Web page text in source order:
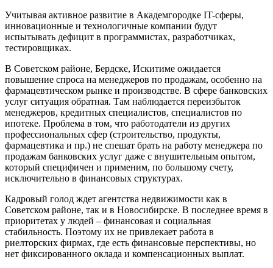
Учитывая активное развитие в Академгородке IT-сферы,
инновационные и технологичные компании будут
испытывать дефицит в программистах, разработчиках,
тестировщиках.
В Советском районе, Бердске, Искитиме ожидается
повышение спроса на менеджеров по продажам, особенно на
фармацевтическом рынке и производстве. В сфере банковских
услуг ситуация обратная. Там наблюдается переизбыток
менеджеров, кредитных специалистов, специалистов по
ипотеке. Проблема в том, что работодатели из других
профессиональных сфер (строительство, продукты,
фармацевтика и пр.) не спешат брать на работу менеджера по
продажам банковских услуг даже с внушительным опытом,
который специфичен и применим, по большому счету,
исключительно в финансовых структурах.
Кадровый голод ждет агентства недвижимости как в
Советском районе, так и в Новосибирске. В последнее время в
приоритетах у людей – финансовая и социальная
стабильность. Поэтому их не привлекает работа в
риелторских фирмах, где есть финансовые перспективы, но
нет фиксированного оклада и компенсационных выплат.